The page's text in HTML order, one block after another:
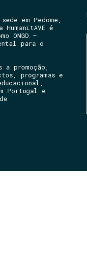
em Pedome,
é
ONGD –
para o
a promoção,
programas e
Portugal e